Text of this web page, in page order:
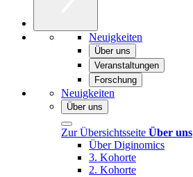
Neuigkeiten
Über uns
Veranstaltungen
Forschung
Neuigkeiten
Über uns
Zur Übersichtsseite Über uns
Über Diginomics
3. Kohorte
2. Kohorte